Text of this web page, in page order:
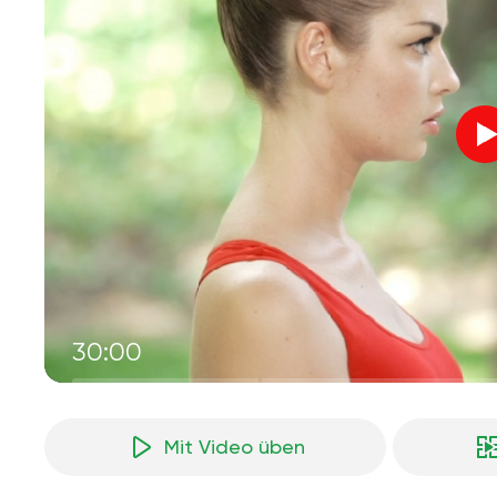
30:00
Mit Video üben